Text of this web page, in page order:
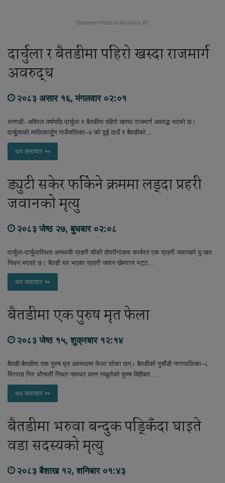
Between Posts in Archives #2
दार्चुला र बैतडीमा पहिरो खस्दा राजमार्ग
अवरुद्ध
२०८३ असार १६, मंगलवार ०२:०१
धनगढी- अविरल वर्षापछि दार्चुला र बैतडीमा पहिरो खस्दा राजमार्ग अवरुद्ध भएको छ।
दार्चुुलाको मालिकार्जुुन गाउँपालिका–४ को दुई ठाउँ र बैतडीको…
थप समाचार ↬
ड्युटी सकेर फर्किने क्रममा लड्दा प्रहरी
जवानको मृत्यु
२०८३ जेष्ठ २७, बुधबार ०२:०८
दार्चुला-दार्चुलास्थित अस्थायी प्रहरी चौकी होपरीगाडमा कार्यरत एक प्रहरी जवानको दुःखद
निधन भएको छ। बैतडी घर भएका प्रहरी जवान खेमराज भट्ट…
थप समाचार ↬
बैतडीमा एक पुरुष मृत फेला
२०८३ जेष्ठ १५, शुक्रबार १२:१४
बैतडी-बैतडीमा एक पुरुष मृत अवस्थामा फेला परेका छन्। बैतडीको पुर्चौडी नगरपालिका–८
मिरराड भिर धौनाली स्थित नामथर वतन नखुलेको पुरुष विहीबार…
थप समाचार ↬
बैतडीमा भरुवा बन्दुक पड्किँदा घाइते
वडा सदस्यको मृत्यु
२०८३ बैशाख १२, शनिबार ०१:४३